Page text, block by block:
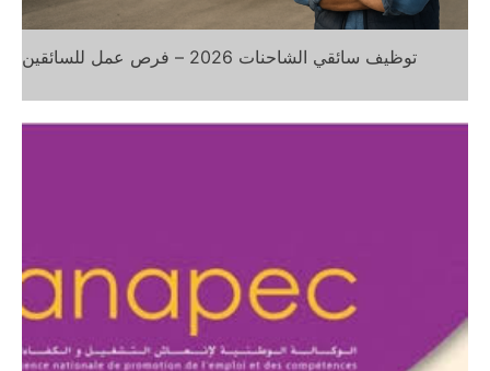
توظيف سائقي الشاحنات 2026 – فرص عمل للسائقين